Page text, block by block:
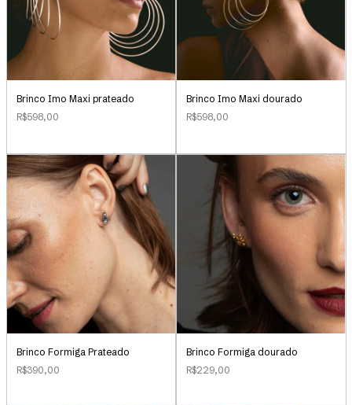
Brinco Imo Maxi prateado
R$598,00
Brinco Imo Maxi dourado
R$598,00
Brinco Formiga Prateado
R$390,00
Brinco Formiga dourado
R$229,00